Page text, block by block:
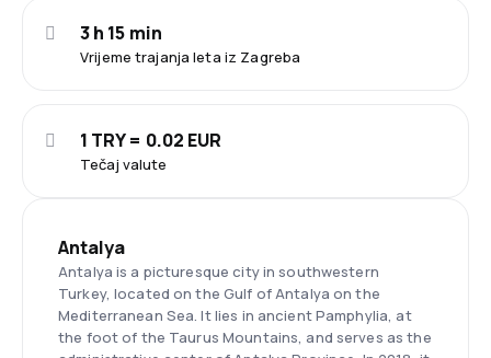
Vrijeme trajanja leta iz Zagreba
3 h 15 min
Tečaj valute
1 TRY = 0.02 EUR
Antalya
Antalya is a picturesque city in southwestern
Turkey, located on the Gulf of Antalya on the
Mediterranean Sea. It lies in ancient Pamphylia, at
the foot of the Taurus Mountains, and serves as the